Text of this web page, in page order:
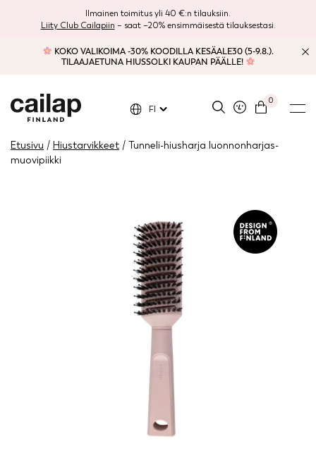
Ilmainen toimitus yli 40 €:n tilauksiin.
Liity Club Cailapiin – saat –20% ensimmäisestä tilauksestasi.
KOKO VALIKOIMA -30% KOODILLA KESÄALE30 (5-9.8.).
TILAAJAETUNA HIUSSOLKI KAUPAN PÄÄLLE!
0
FI
Etusivu / Hiustarvikkeet / Tunneli-hiusharja luonnonharjas-
muovipiikki